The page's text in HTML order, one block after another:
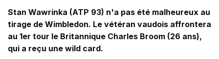
Stan Wawrinka (ATP 93) n'a pas été malheureux au
tirage de Wimbledon. Le vétéran vaudois affrontera
au 1er tour le Britannique Charles Broom (26 ans),
qui a reçu une wild card.